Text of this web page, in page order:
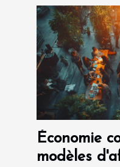
Économie
modèles